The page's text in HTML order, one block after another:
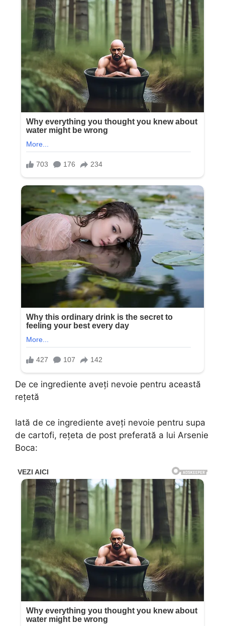
De ce ingrediente aveți nevoie pentru această
rețetă
Iată de ce ingrediente aveți nevoie pentru supa
de cartofi, rețeta de post preferată a lui Arsenie
Boca: